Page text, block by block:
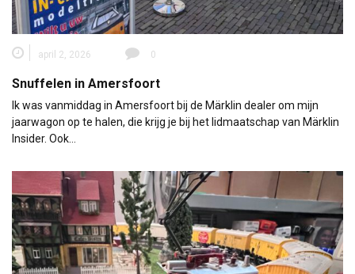
april 2, 2026 0
Snuffelen in Amersfoort
Ik was vanmiddag in Amersfoort bij de Märklin dealer om mijn
jaarwagon op te halen, die krijg je bij het lidmaatschap van Märklin
Insider. Ook…